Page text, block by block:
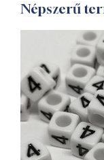
Népszerű